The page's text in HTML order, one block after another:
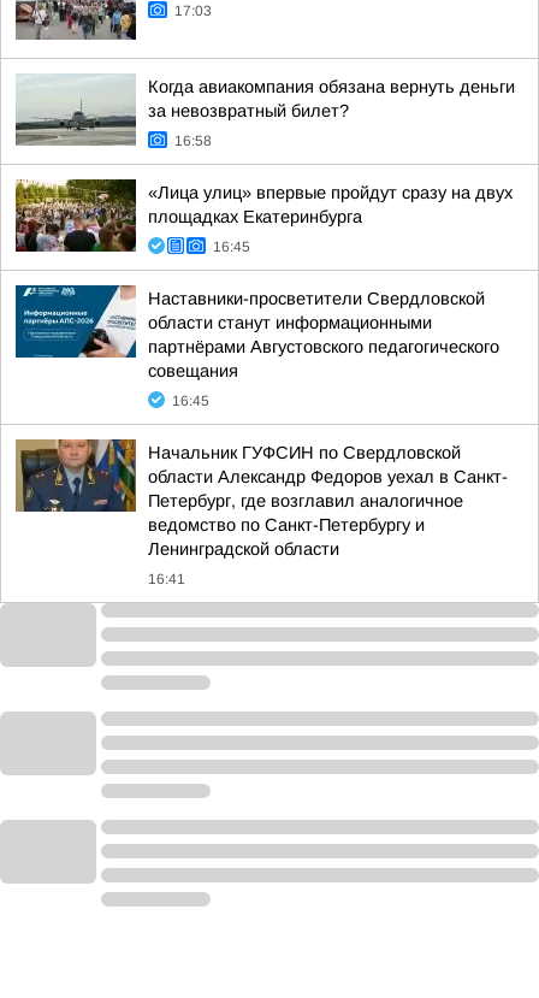
17:03
Когда авиакомпания обязана вернуть деньги
за невозвратный билет?
16:58
«Лица улиц» впервые пройдут сразу на двух
площадках Екатеринбурга
16:45
Наставники-просветители Свердловской
области станут информационными
партнёрами Августовского педагогического
совещания
16:45
Начальник ГУФСИН по Свердловской
области Александр Федоров уехал в Санкт-
Петербург, где возглавил аналогичное
ведомство по Санкт-Петербургу и
Ленинградской области
16:41